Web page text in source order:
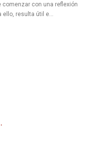
comenzar con una reflexión
resulta útil e...